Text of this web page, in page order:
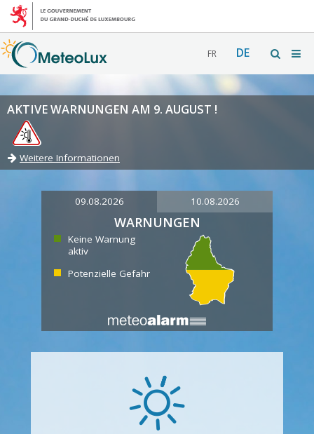
FR DE
AKTIVE WARNUNGEN AM 9. AUGUST !
Weitere Informationen
09.08.2026 10.08.2026
WARNUNGEN
Keine Warnung
aktiv
Potenzielle Gefahr